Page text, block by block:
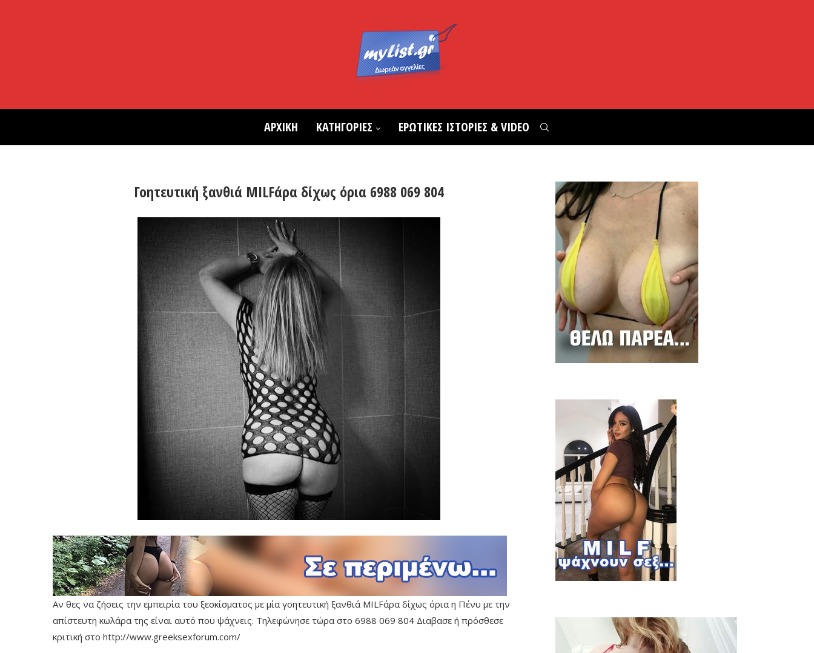
ΑΡΧΙΚΗ ΚΑΤΗΓΟΡΙΕΣ ΕΡΩΤΙΚΕΣ ΙΣΤΟΡΙΕΣ & VIDEO
Γοητευτική ξανθιά MILFάρα δίχως όρια 6988 069 804
Αν θες να ζήσεις την εμπειρία του ξεσκίσματος με μία γοητευτική ξανθιά MILFάρα δίχως όρια η Πένυ με την
απίστευτη κωλάρα της είναι αυτό που ψάχνεις. Τηλεφώνησε τώρα στο 6988 069 804 Διαβασε ή πρόσθεσε
κριτική στο http://www.greeksexforum.com/